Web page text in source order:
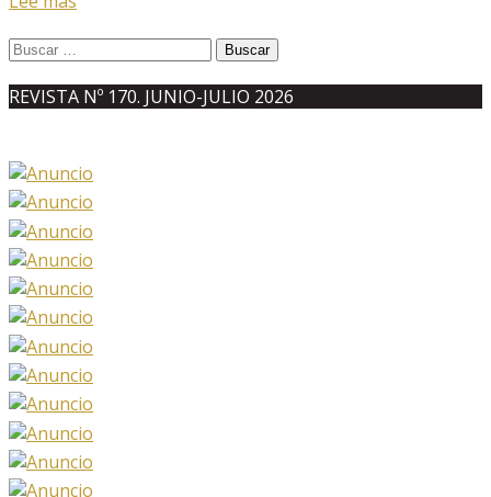
Buscar:
REVISTA Nº 170. JUNIO-JULIO 2026